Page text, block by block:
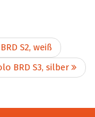
S2, weiß
BRD S3, silber